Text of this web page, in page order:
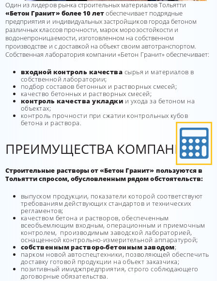
Один из лидеров рынка строительных материалов Тольятти
«Бетон Гранит» более 10 летобеспечивает подрядные
предприятия и индивидуальных застройщиков города бетоном
различных классов прочности, марок морозостойкости и
водонепроницаемости, изготовленном на собственном
производстве и с доставкой на объект своим автотранспортом.
Собственная лаборатория компании «Бетон Гранит» обеспечивает:
входной контроль качества сырья и материалов в
собственной лаборатории;
подбор составов бетонных и растворных смесей;
качество бетонных и растворных смесей;
контроль качества укладки и ухода за бетоном на
объектах;
контроль прочности при сжатии контрольных кубов
бетона и раствора.
ПРЕИМУЩЕСТВА КОМПАНИИ
Строительные растворы от «Бетон Гранит» пользуются в
Тольятти спросом,обусловленным рядом обстоятельств:
выпуском продукции, показатели которой соответствуют
требованиям действующих стандартов и технических
регламентов;
качеством бетона и растворов, обеспеченным
всеобъемлющим входным, операционным и приемочным
контролем, производимым заводской лабораторией,
оснащенной контрольно-измерительной аппаратурой;
собственным растворо-бетонным заводом;
парком новой автоспецтехники, позволяющей обеспечить
доставку готовой продукции на объект заказчика;
позитивный имиджпредприятия, строго соблюдающего
договорные обязательства.